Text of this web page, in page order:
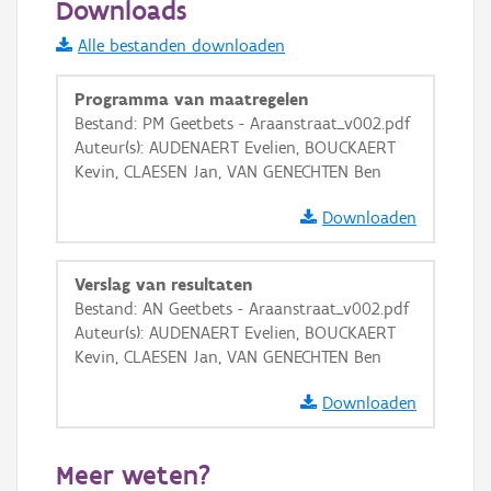
Informatie Vlaanderen
i
+ −
Basis Lagen
OSM-Basiskaart
GRB-Basiskaart
GRB-Basiskaart in grijswaarden
Downloads
Alle bestanden downloaden
Programma van maatregelen
Bestand: PM Geetbets - Araanstraat_v002.pdf
Auteur(s): AUDENAERT Evelien, BOUCKAERT
Kevin, CLAESEN Jan, VAN GENECHTEN Ben
Downloaden
Verslag van resultaten
Bestand: AN Geetbets - Araanstraat_v002.pdf
Auteur(s): AUDENAERT Evelien, BOUCKAERT
Kevin, CLAESEN Jan, VAN GENECHTEN Ben
Downloaden
Meer weten?